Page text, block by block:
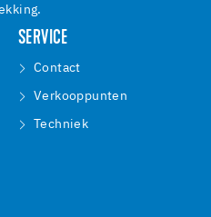
SERVICE
Contact
Verkooppunten
Techniek